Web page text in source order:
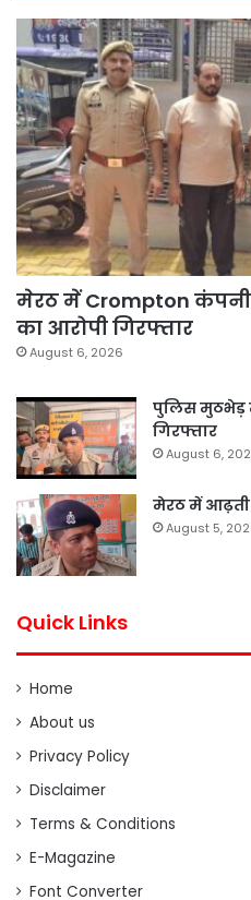
मेरठ में Crompton
का आरोपी गिरफ्तार
August 6, 2026
पुलिस मुठभेड़
गिरफ्तार
August 6,
मेरठ में
August 5,
Quick Links
Home
About us
Privacy Policy
Disclaimer
Terms & Conditions
E-Magazine
Font Converter